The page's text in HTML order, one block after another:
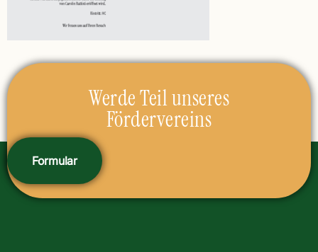
Werde Teil unseres
Fördervereins
Formular